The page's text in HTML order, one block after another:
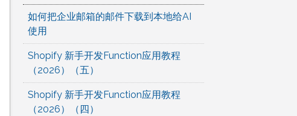
如何把企业邮箱的邮件下载到本地给AI
使用
Shopify 新手开发Function应用教程
（2026）（五）
Shopify 新手开发Function应用教程
（2026）（四）